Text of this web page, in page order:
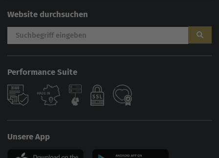
Website durchsuchen
Performance Suite
Unsere App